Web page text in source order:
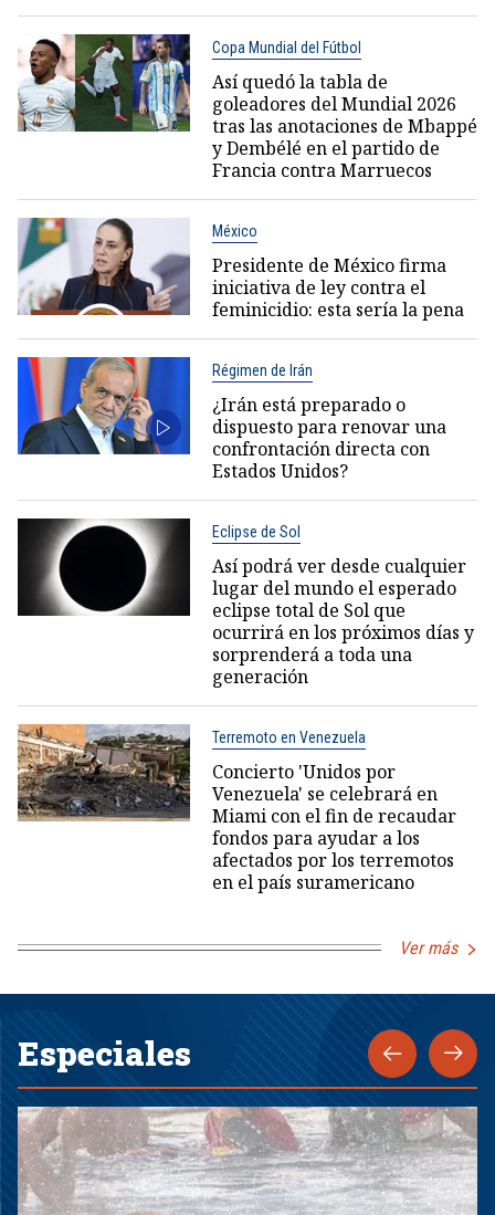
Copa Mundial del Fútbol
Así quedó la tabla de
goleadores del Mundial 2026
tras las anotaciones de Mbappé
y Dembélé en el partido de
Francia contra Marruecos
México
Presidente de México firma
iniciativa de ley contra el
feminicidio: esta sería la pena
Régimen de Irán
¿Irán está preparado o
dispuesto para renovar una
confrontación directa con
Estados Unidos?
Eclipse de Sol
Así podrá ver desde cualquier
lugar del mundo el esperado
eclipse total de Sol que
ocurrirá en los próximos días y
sorprenderá a toda una
generación
Terremoto en Venezuela
Concierto 'Unidos por
Venezuela' se celebrará en
Miami con el fin de recaudar
fondos para ayudar a los
afectados por los terremotos
en el país suramericano
Ver más
Especiales